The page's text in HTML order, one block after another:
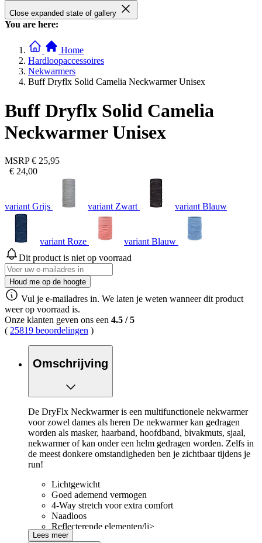
Close expanded state of gallery
You are here:
Home
Hardloopaccessoires
Nekwarmers
Buff Dryflx Solid Camelia Neckwarmer Unisex
Buff Dryflx Solid Camelia
Neckwarmer Unisex
MSRP € 25,95
€ 24,00
variant Grijs variant Zwart variant Blauw
variant Roze
variant Blauw
Dit product is niet op voorraad
Houd me op de hoogte
Vul je e-mailadres in. We laten je weten wanneer dit product
weer op voorraad is.
Onze klanten geven ons een 4.5 /5
( 25819 beoordelingen )
Omschrijving
De DryFlx Neckwarmer is een multifunctionele nekwarmer
voor zowel dames als heren De nekwarmer kan gedragen
worden als masker, haarband, hoofdband, bivakmuts, sjaal,
nekwarmer of kan onder een helm gedragen worden. Zelfs in
de meest donkere omstandigheden ben je zichtbaar tijdens je
run!
Lichtgewicht
Goed ademend vermogen
4-Way stretch voor extra comfort
Naadloos
Reflecterende elementen/li>
Lees meer